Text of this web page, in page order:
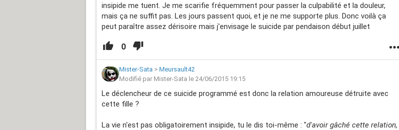
insipide me tuent. Je me scarifie fréquemment pour passer la culpabilité et la douleur,
mais ça ne suffit pas. Les jours passent quoi, et je ne me supporte plus. Donc voilà ça
peut paraître assez dérisoire mais j'envisage le suicide par pendaison début juillet
0
Mister-Sata > Meursault42
Modifié par Mister-Sata le 24/06/2015 19:15
Le déclencheur de ce suicide programmé est donc la relation amoureuse détruite avec
cette fille ?
La vie n'est pas obligatoirement insipide, tu le dis toi-même : "d'avoir gâché cette relation,